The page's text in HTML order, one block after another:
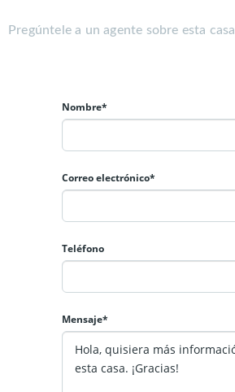
- Mes de arriendo
No deje de visitar.
Pregúntele a un agente sobre esta casa
Nombre*
Correo electrónico*
Teléfono
Mensaje*